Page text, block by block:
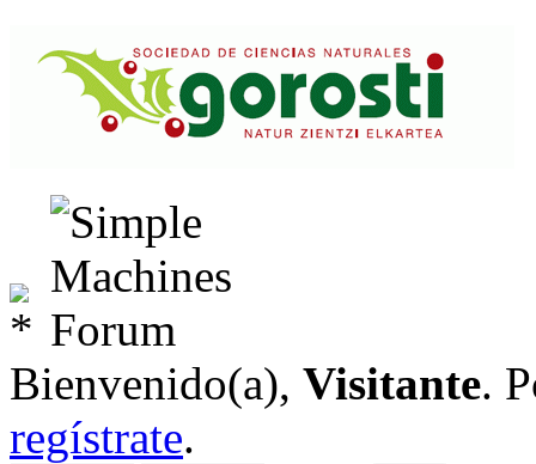
Bienvenido(a), Visitante.
regístrate.